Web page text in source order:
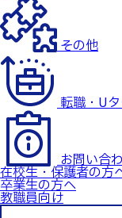
その他
転職・U
お問い合
在校生・保護者の方
卒業生の方へ
教職員向け